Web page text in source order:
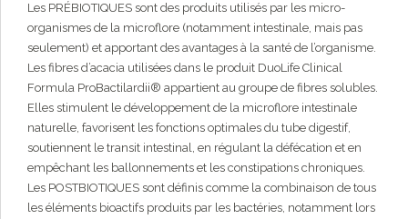
Les PRÉBIOTIQUES sont des produits utilisés par les micro-
organismes de la microflore (notamment intestinale, mais pas
seulement) et apportant des avantages à la santé de l’organisme.
Les fibres d’acacia utilisées dans le produit DuoLife Clinical
Formula ProBactilardii® appartient au groupe de fibres solubles.
Elles stimulent le développement de la microflore intestinale
naturelle, favorisent les fonctions optimales du tube digestif,
soutiennent le transit intestinal, en régulant la défécation et en
empêchant les ballonnements et les constipations chroniques.
Les POSTBIOTIQUES sont définis comme la combinaison de tous
les éléments bioactifs produits par les bactéries, notamment lors